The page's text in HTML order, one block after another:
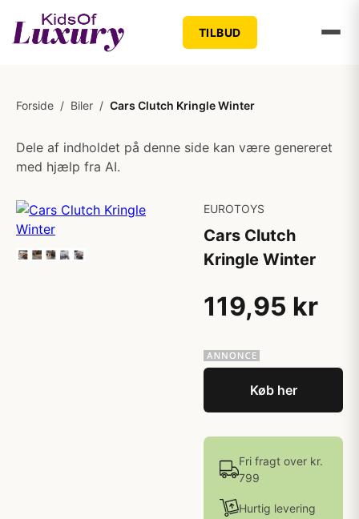
TILBUD
Forside / Biler / Cars Clutch Kringle Winter
Dele af indholdet på denne side kan være genereret
med hjælp fra AI.
EUROTOYS
Cars Clutch
Kringle Winter
119,95 kr
Køb her
Fri fragt over kr.
799
Hurtig levering